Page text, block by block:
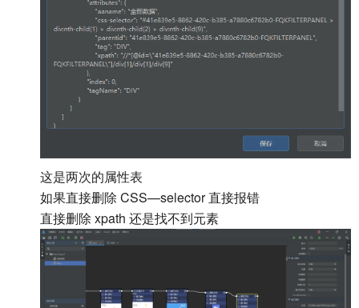
这是两次的属性表
如果直接删除 CSS—selector 直接报错
直接删除 xpath 还是找不到元素